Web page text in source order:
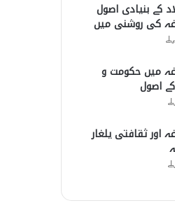
کے بنیادی اصول
کی روشنی میں
میں حکومت و
اصول
اور ثقافتی یلغار